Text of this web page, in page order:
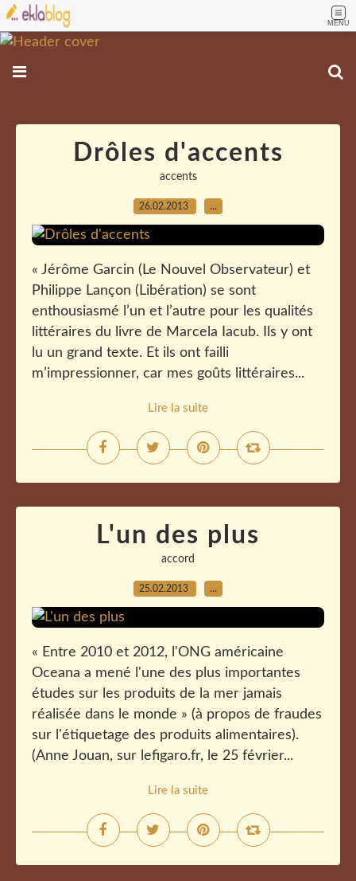
MENU
Drôles d'accents
accents
26.02.2013 …
« Jérôme Garcin (Le Nouvel Observateur) et
Philippe Lançon (Libération) se sont
enthousiasmé l’un et l’autre pour les qualités
littéraires du livre de Marcela Iacub. Ils y ont
lu un grand texte. Et ils ont failli
m’impressionner, car mes goûts littéraires...
Lire la suite
L'un des plus
accord
25.02.2013 …
« Entre 2010 et 2012, l'ONG américaine
Oceana a mené l'une des plus importantes
études sur les produits de la mer jamais
réalisée dans le monde » (à propos de fraudes
sur l'étiquetage des produits alimentaires).
(Anne Jouan, sur lefigaro.fr, le 25 février...
Lire la suite